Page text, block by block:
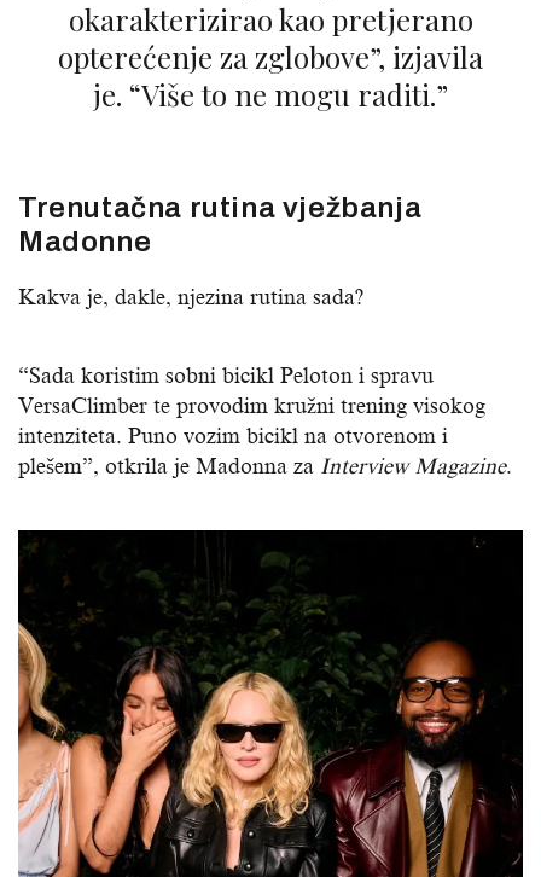
okarakterizirao kao pretjerano
opterećenje za zglobove”, izjavila
je. “Više to ne mogu raditi.”
Trenutačna rutina vježbanja
Madonne
Kakva je, dakle, njezina rutina sada?
“Sada koristim sobni bicikl Peloton i spravu
VersaClimber te provodim kružni trening visokog
intenziteta. Puno vozim bicikl na otvorenom i
plešem”, otkrila je Madonna za Interview Magazine.